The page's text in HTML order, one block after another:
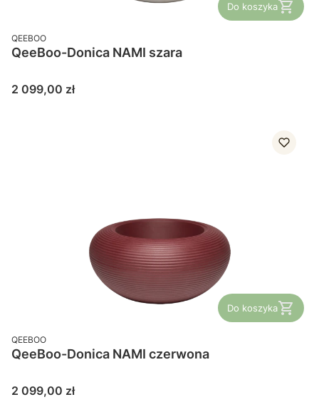
Do koszyka
PRODUCENT
QEEBOO
QeeBoo-Donica NAMI szara
Cena
2 099,00 zł
Do koszyka
PRODUCENT
QEEBOO
QeeBoo-Donica NAMI czerwona
Cena
2 099,00 zł